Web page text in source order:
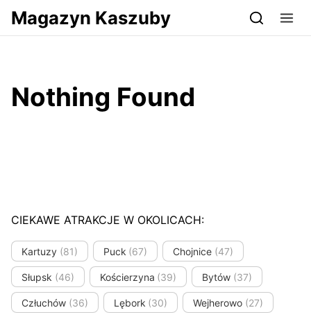
Przejdź do serwisu magazynkaszuby.pl
Magazyn Kaszuby
Nothing Found
CIEKAWE ATRAKCJE W OKOLICACH:
Kartuzy (81) Puck (67) Chojnice (47)
Słupsk (46) Kościerzyna (39) Bytów (37)
Człuchów (36) Lębork (30) Wejherowo (27)